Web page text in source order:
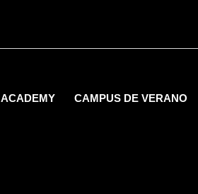
ACADEMY CAMPUS DE VERANO